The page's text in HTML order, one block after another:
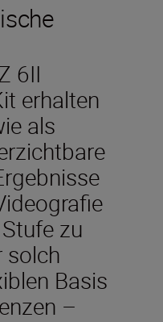
6II
erhalten
als
zu
solch
Basis
–